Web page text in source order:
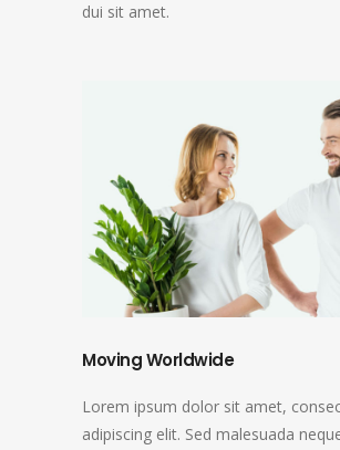
dui sit amet.
Moving Worldwide
Lorem ipsum dolor sit amet,
adipiscing elit. Sed malesuada